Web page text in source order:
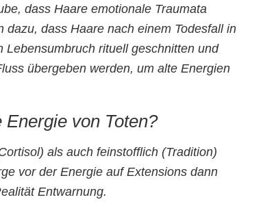
dass Haare emotionale Traumata
dazu, dass Haare nach einem Todesfall in
Lebensumbruch rituell geschnitten und
übergeben werden, um alte Energien
von Toten?
als auch feinstofflich (Tradition)
vor der Energie auf Extensions dann
Entwarnung.